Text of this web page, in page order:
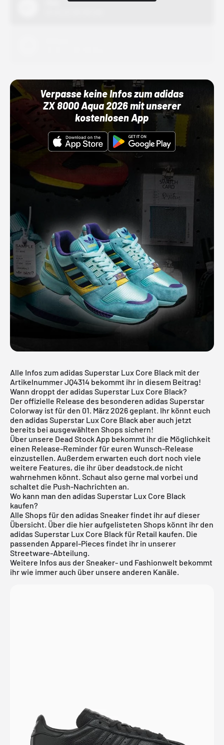
Verpasse keine Infos zum adidas
ZX 8000 Aqua 2026 mit unserer
kostenlosen App
Alle Infos zum adidas Superstar Lux Core Black mit der
Artikelnummer JQ4314 bekommt ihr in diesem Beitrag!
Wann droppt der adidas Superstar Lux Core Black?
Der offizielle Release des besonderen adidas Superstar
Colorway ist für den 01. März 2026 geplant. Ihr könnt euch
den adidas Superstar Lux Core Black aber auch jetzt
bereits bei ausgewählten Shops sichern!
Über unsere Dead Stock App bekommt ihr die Möglichkeit
einen Release-Reminder für euren Wunsch-Release
einzustellen. Außerdem erwarten euch dort noch viele
weitere Features, die ihr über deadstock.de nicht
wahrnehmen könnt. Schaut also gerne mal vorbei und
schaltet die Push-Nachrichten an.
Wo kann man den adidas Superstar Lux Core Black
kaufen?
Alle Shops für den adidas Sneaker findet ihr auf dieser
Übersicht. Über die hier aufgelisteten Shops könnt ihr den
adidas Superstar Lux Core Black für Retail kaufen. Die
passenden Apparel-Pieces findet ihr in unserer
Streetware-Abteilung.
Weitere Infos aus der Sneaker- und Fashionwelt bekommt
ihr wie immer auch über unsere anderen Kanäle.